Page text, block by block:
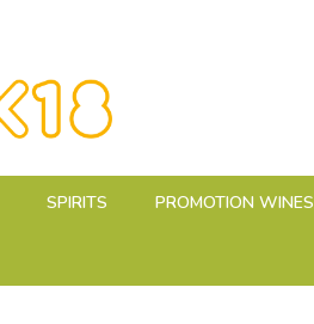
SPIRITS PROMOTION WINES